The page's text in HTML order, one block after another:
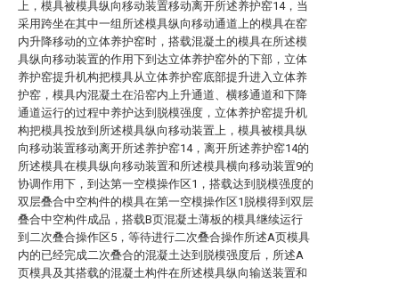
上，模具被模具纵向移动装置移动离开所述养护窑14，当
采用跨坐在其中一组所述模具纵向移动通道上的模具在窑
内升降移动的立体养护窑时，搭载混凝土的模具在所述模
具纵向移动装置的作用下到达立体养护窑外的下部，立体
养护窑提升机构把模具从立体养护窑底部提升进入立体养
护窑，模具内混凝土在沿窑内上升通道、横移通道和下降
通道运行的过程中养护达到脱模强度，立体养护窑提升机
构把模具投放到所述模具纵向移动装置上，模具被模具纵
向移动装置移动离开所述养护窑14，离开所述养护窑14的
所述模具在模具纵向移动装置和所述模具横向移动装置9的
协调作用下，到达第一空模操作区1，搭载达到脱模强度的
双层叠合中空构件的模具在第一空模操作区1脱模得到双层
叠合中空构件成品，搭载B页混凝土薄板的模具继续运行
到二次叠合操作区5，等待进行二次叠合操作所述A页模具
内的已经完成二次叠合的混凝土达到脱模强度后，所述A
页模具及其搭载的混凝土构件在所述模具纵向输送装置和